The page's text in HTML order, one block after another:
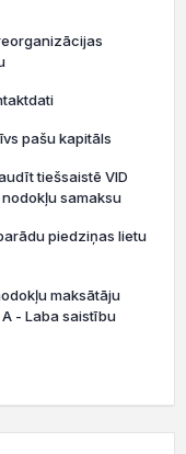
pašu kapitāls
tiešsaistē VID
samaksu
piedziņas lietu
maksātāju
- Laba saistību